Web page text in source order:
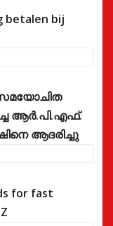
betalen bij
ആർ.പി.എഫ്.
ആദരിച്ചു
for fast